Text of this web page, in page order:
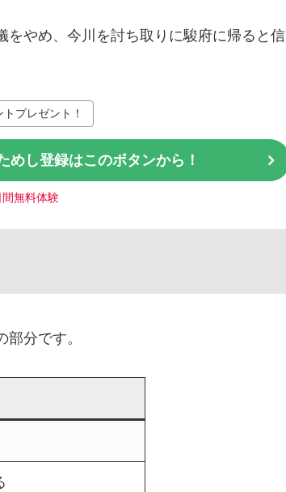
やめ、今川を討ち取りに駿府に帰ると信
プレゼント！
めし登録はこのボタンから！
無料体験
部分です。